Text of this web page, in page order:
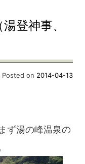
登神事、
Posted on 2014-04-13
ず湯の峰温泉の